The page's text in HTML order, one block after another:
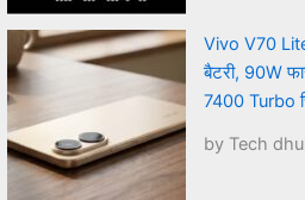
Vivo V70
बैटरी, 90W
7400 Turbo
by Tech